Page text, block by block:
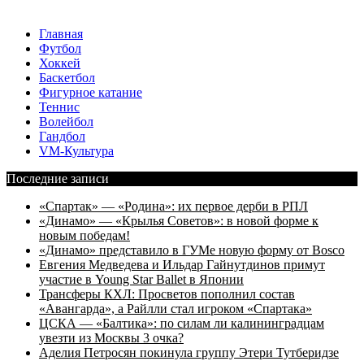
Главная
Футбол
Хоккей
Баскетбол
Фигурное катание
Теннис
Волейбол
Гандбол
VM-Культура
Последние записи
«Спартак» — «Родина»: их первое дерби в РПЛ
«Динамо» — «Крылья Советов»: в новой форме к
новым победам!
«Динамо» представило в ГУМе новую форму от Bosco
Евгения Медведева и Ильдар Гайнутдинов примут
участие в Young Star Ballet в Японии
Трансферы КХЛ: Просветов пополнил состав
«Авангарда», а Райлли стал игроком «Спартака»
ЦСКА — «Балтика»: по силам ли калининградцам
увезти из Москвы 3 очка?
Аделия Петросян покинула группу Этери Тутберидзе